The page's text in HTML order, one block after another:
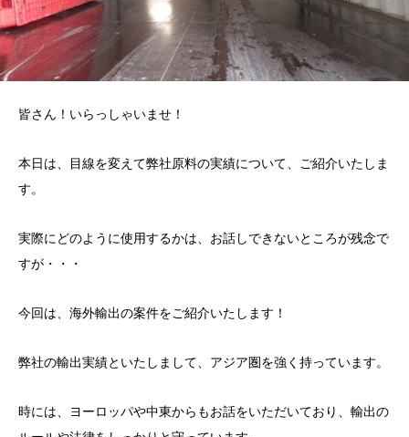
皆さん！いらっしゃいませ！
本日は、目線を変えて弊社原料の実績について、ご紹介いたしま
す。
実際にどのように使用するかは、お話しできないところが残念で
すが・・・
今回は、海外輸出の案件をご紹介いたします！
弊社の輸出実績といたしまして、アジア圏を強く持っています。
時には、ヨーロッパや中東からもお話をいただいており、輸出の